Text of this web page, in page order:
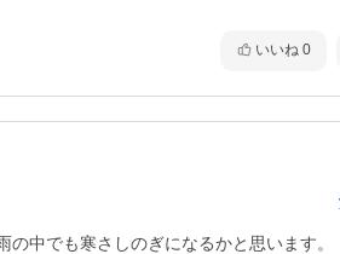
いいね 0
中でも寒さしのぎになるかと思います。